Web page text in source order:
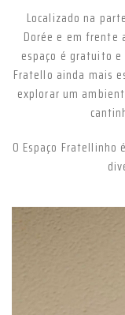
Localizado na
Dorée e em frente
espaço é gratuito
Fratello ainda mais
explorar um
O Espaço